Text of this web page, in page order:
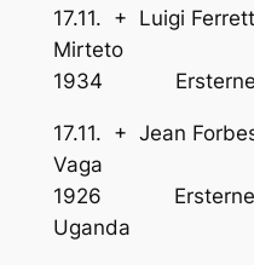
17.11. + Luigi
1934
17.11. + Jean
Vaga
1926
Uganda